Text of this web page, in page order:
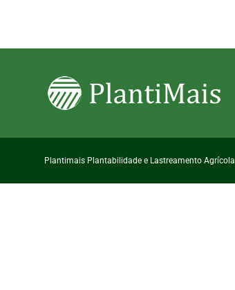
Plantimais Plantabilidade e Lastreamento Agrícola